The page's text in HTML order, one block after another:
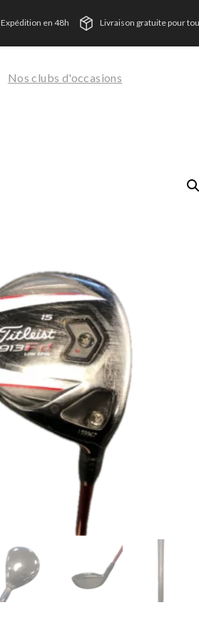
Expédition en 48h Livraison gratuite pour
Nos clubs d'occasions